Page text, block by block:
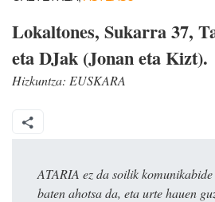
Lokaltones, Sukarra 37,
eta DJak (Jonan eta Kizt).
Hizkuntza: EUSKARA
ATARIA ez da soilik
baten ahotsa da, eta urte hauen